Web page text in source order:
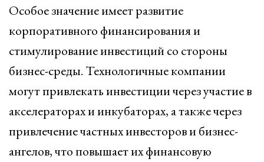
Особое значение имеет развитие
корпоративного финансирования и
стимулирование инвестиций со стороны
бизнес-среды. Технологичные компании
могут привлекать инвестиции через участие в
акселераторах и инкубаторах, а также через
привлечение частных инвесторов и бизнес-
ангелов, что повышает их финансовую